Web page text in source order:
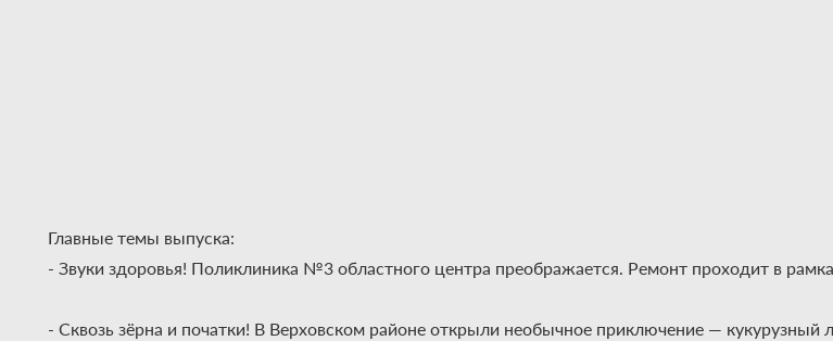
Главные темы выпуска:
- Звуки здоровья! Поликлиника №3 областного центра преображается. Ремонт проходит в
- Сквозь зёрна и початки! В Верховском районе открыли необычное приключение — кукурузный